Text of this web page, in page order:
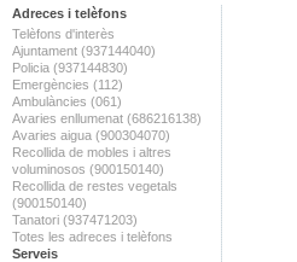
Adreces i telèfons
Telèfons d'interès
Ajuntament (937144040)
Policia (937144830)
Emergències (112)
Ambulàncies (061)
Avaries enllumenat (686216138)
Avaries aigua (900304070)
Recollida de mobles i altres
voluminosos (900150140)
Recollida de restes vegetals
(900150140)
Tanatori (937471203)
Totes les adreces i telèfons
Serveis